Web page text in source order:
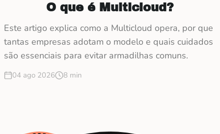
O que é Multicloud?
Este artigo explica como a Multicloud opera, por que
tantas empresas adotam o modelo e quais cuidados
são essenciais para evitar armadilhas comuns.
04 ago 2026 8 min